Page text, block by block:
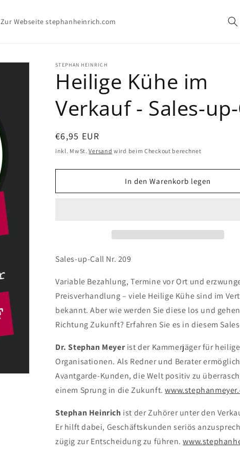
Zur Webseite stephanheinrich.com
STEPHAN HEINRICH
Heilige Kühe im
Verkauf - Sales-
Normaler
Preis
€6,95 EUR
inkl. MwSt.Versand wird beim Checkout berechnet
In den Warenkorb legen
Sales-up-Call Nr. 209
Variable Bezahlung, Termine vor Ort und
Preisverhandlung – viele Heilige Kühe sind im
bekannt. Aber wie werden Sie diese los und
Richtung Zukunft? Erfahren Sie es in diesem
Dr. Stephan Meyerist der Kammerjäger für
Organisationen. Als Redner und Berater
Avantgarde-Kunden, die Welt positiv zu
einem Sprung in die Zukunft.
Stephan Heinrich ist der Zuhörer unter den
Er hilft dabei, Geschäftskunden seriös
zügig zur Entscheidung zu führen.